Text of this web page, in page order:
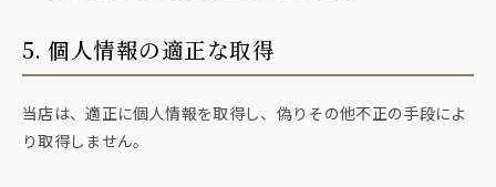
5. 個人情報の適正な取得
当店は、適正に個人情報を取得し、偽りその他不正の手段によ
り取得しません。